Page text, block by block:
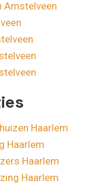
Amstelveen
Haarlem
Haarlem
Haarlem
Haarlem